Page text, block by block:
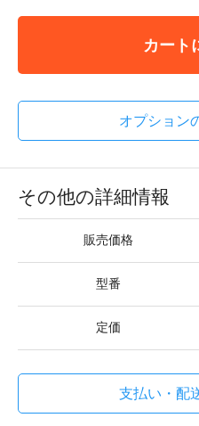
カート
オプション
その他の詳細情報
販売価格
型番
定価
支払い・配